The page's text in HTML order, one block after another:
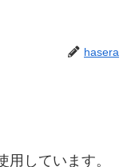
hasera
用しています。